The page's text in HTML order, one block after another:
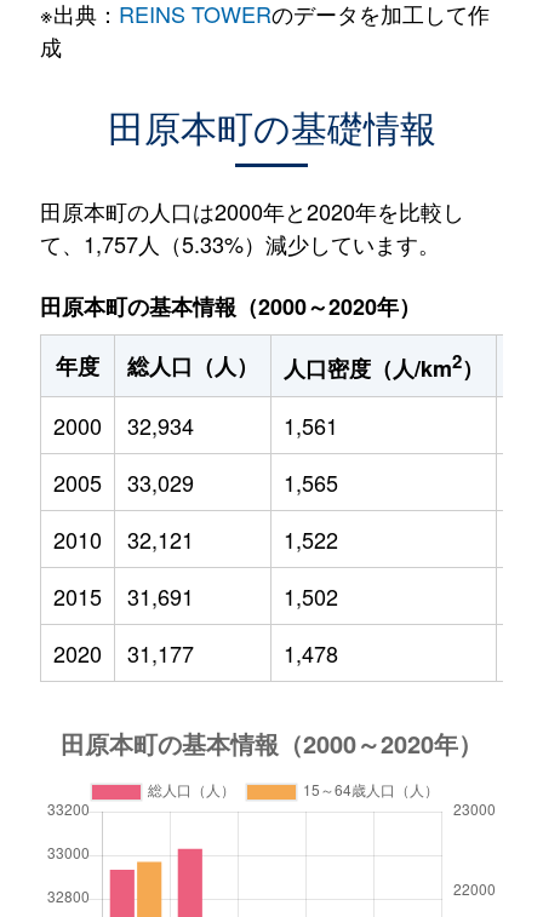
※出典： REINS TOWERのデータを加工して作
成
田原本町の基礎情報
田原本町の人口は2000年と2020年を比較し
て、1,757人（5.33%）減少しています。
田原本町の基本情報（2000～2020年）
年度
総人口（人） 人口密度（人/km2）
2000
32,934 1,561
2005
33,029 1,565
2010
32,121 1,522
2015
31,691 1,502
2020
31,177 1,478